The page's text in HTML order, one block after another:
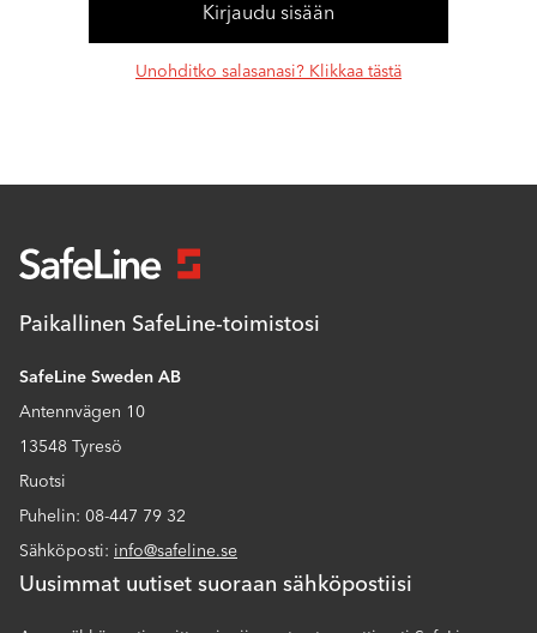
Unohditko salasanasi? Klikkaa tästä
Paikallinen SafeLine-toimistosi
SafeLine Sweden AB
Antennvägen 10
13548 Tyresö
Ruotsi
Puhelin: 08-447 79 32
Sähköposti: info@safeline.se
Uusimmat uutiset suoraan sähköpostiisi